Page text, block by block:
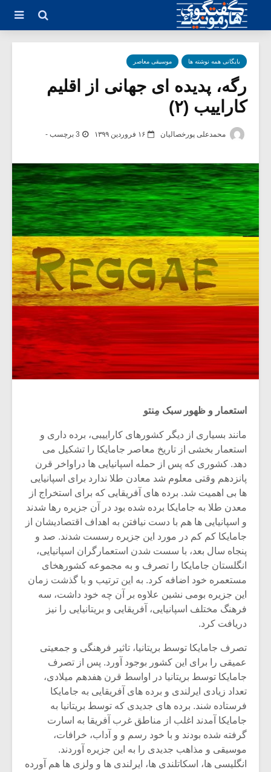
بایگانی همه نوشته ها موسیقی معاصر
رگه، پدیده ای جهانی از اقلیم
کاراییب (۲)
محمدعلی پورخصالیان ۱۶ فروردین ۱۳۹۹ 3 برچسب -
استعمار و ظهور سبک مِنتو
مانند بسیاری از دیگر کشورهای کاراییبی، برده داری و
استعمار بخشی از تاریخ معاصر جامایکا را تشکیل می
دهد. کشوری که پس از حمله اسپانیایی ها دراواخر قرن
پانزدهم وقتی معلوم شد معادن طلا ندارد برای اسپانیایی
ها بی اهمیت شد. برده های آفریقایی که برای استخراج از
معدن طلا به جامایکا برده شده بود در آن جزیره رها شدند
و اسپانیایی ها هم با دست نیافتن به اهداف اقتصادیشان از
جامایکا کم کم در مورد این جزیره رسست شدند. صد و
پنجاه سال بعد، با سست شدن استعمارگران اسپانیایی،
انگلستان جامایکا را تصرف و به مجموعه کشورهخای
مستعمره خود اضافه کرد. به این ترتیب و با گذشت زمان
این جزیره بومی نشین علاوه بر آن چه خود داشت، سه
فرهنگ مختلف اسپانیایی، آفریقایی و بریتانیایی را نیز
دریافت کرد.
تصرف جامایکا توسط بریتانیا، تاثیر فرهنگی و جمعیتی
عمیقی را برای این کشور بوجود آورد. پس از تصرف
جامایکا توسط بریتانیا در اواسط قرن هفدهم میلادی،
تعداد زیادی ایرلندی و برده های آفریقایی به جامایکا
فرستاده شند. برده های جدیدی که توسط بریتانیا به
جامایکا آمدند اغلب از مناطق غرب آفریقا به اسارت
گرفته شده بودند و با خود رسم و و آداب، خرافات،
موسیقی و مذاهب جدیدی را به این جزیره آوردند.
انگلیسی ها، اسکاتلندی ها، ایرلندی ها و ولزی ها هم آورده
میکلوش روژا